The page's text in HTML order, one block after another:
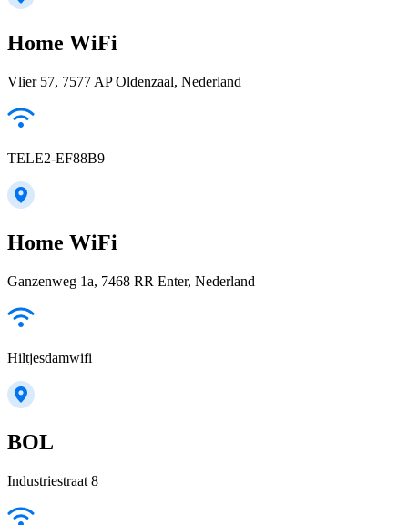
Home WiFi
Vlier 57, 7577 AP Oldenzaal, Nederland
TELE2-EF88B9
Home WiFi
Ganzenweg 1a, 7468 RR Enter, Nederland
Hiltjesdamwifi
BOL
Industriestraat 8